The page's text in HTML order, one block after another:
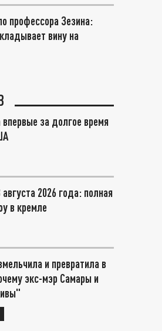
профессора Зезина:
вину на
за долгое время
2026 года: полная
в кремле
и превратила в
экс-мэр Самары и